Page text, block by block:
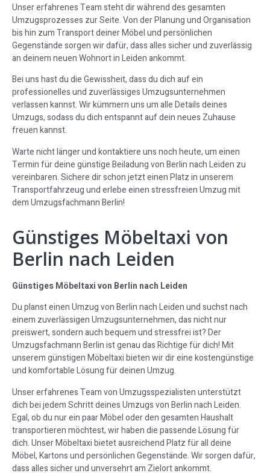
Unser erfahrenes Team steht dir während des gesamten
Umzugsprozesses zur Seite. Von der Planung und Organisation
bis hin zum Transport deiner Möbel und persönlichen
Gegenstände sorgen wir dafür, dass alles sicher und zuverlässig
an deinem neuen Wohnort in Leiden ankommt.
Bei uns hast du die Gewissheit, dass du dich auf ein
professionelles und zuverlässiges Umzugsunternehmen
verlassen kannst. Wir kümmern uns um alle Details deines
Umzugs, sodass du dich entspannt auf dein neues Zuhause
freuen kannst.
Warte nicht länger und kontaktiere uns noch heute, um einen
Termin für deine günstige Beiladung von Berlin nach Leiden zu
vereinbaren. Sichere dir schon jetzt einen Platz in unserem
Transportfahrzeug und erlebe einen stressfreien Umzug mit
dem Umzugsfachmann Berlin!
Günstiges Möbeltaxi von
Berlin nach Leiden
Günstiges Möbeltaxi von Berlin nach Leiden
Du planst einen Umzug von Berlin nach Leiden und suchst nach
einem zuverlässigen Umzugsunternehmen, das nicht nur
preiswert, sondern auch bequem und stressfrei ist? Der
Umzugsfachmann Berlin ist genau das Richtige für dich! Mit
unserem günstigen Möbeltaxi bieten wir dir eine kostengünstige
und komfortable Lösung für deinen Umzug.
Unser erfahrenes Team von Umzugsspezialisten unterstützt
dich bei jedem Schritt deines Umzugs von Berlin nach Leiden.
Egal, ob du nur ein paar Möbel oder den gesamten Haushalt
transportieren möchtest, wir haben die passende Lösung für
dich. Unser Möbeltaxi bietet ausreichend Platz für all deine
Möbel, Kartons und persönlichen Gegenstände. Wir sorgen dafür,
dass alles sicher und unversehrt am Zielort ankommt.